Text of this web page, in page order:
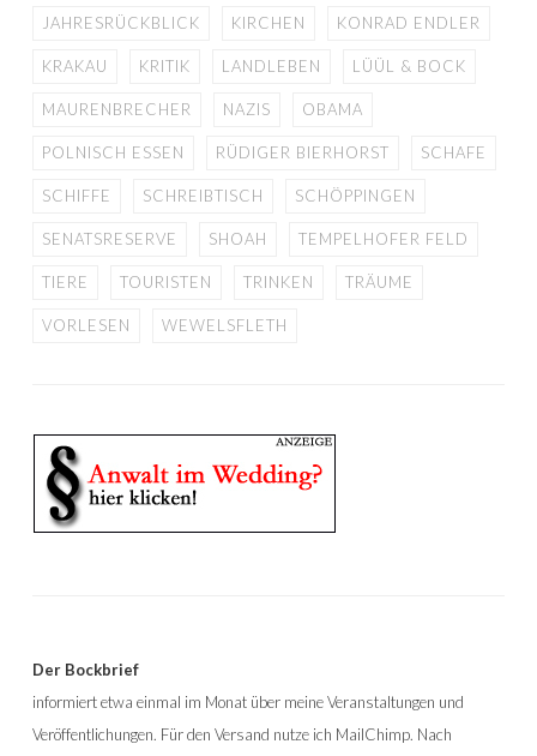
JAHRESRÜCKBLICK KIRCHEN KONRAD ENDLER
KRAKAU KRITIK LANDLEBEN LÜÜL & BOCK
MAURENBRECHER NAZIS OBAMA
POLNISCH ESSEN RÜDIGER BIERHORST SCHAFE
SCHIFFE SCHREIBTISCH SCHÖPPINGEN
SENATSRESERVE SHOAH TEMPELHOFER FELD
TIERE TOURISTEN TRINKEN TRÄUME
VORLESEN WEWELSFLETH
Der Bockbrief
informiert etwa einmal im Monat über meine Veranstaltungen und
Veröffentlichungen. Für den Versand nutze ich MailChimp. Nach